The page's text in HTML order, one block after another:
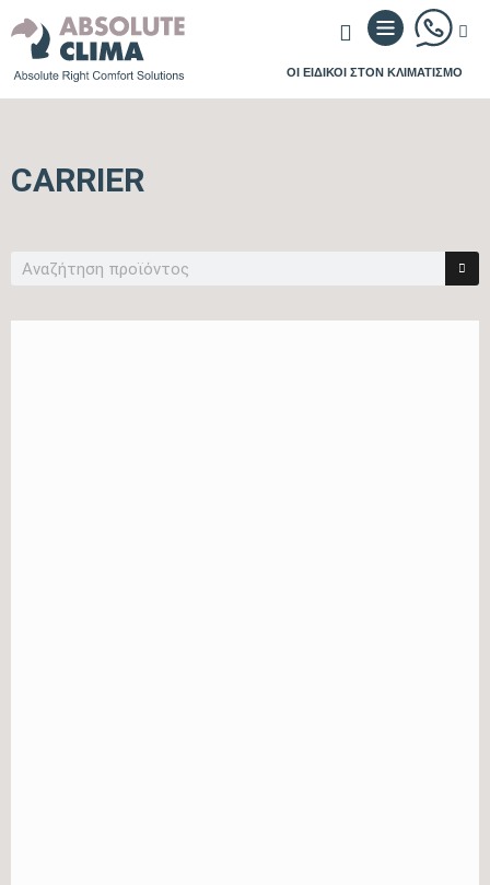
ΟΙ ΕΙΔΙΚΟΙ ΣΤΟΝ ΚΛΙΜΑΤΙΣΜΟ
CARRIER